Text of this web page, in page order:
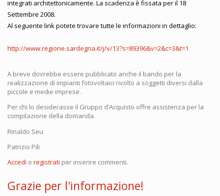
integrati architettonicamente. La scadenza è fissata per il 18
Settembre 2008.
Al seguente link potete trovare tutte le informazioni in dettaglio:
http://www.regione.sardegna.it/j/v/13?s=89396&v=2&c=3&t=1
A breve dovrebbe essere pubblicato anche il bando per la
realizzazione di impianti fotovoltaici rivolto a soggetti diversi dalla
piccole e medie imprese.
Per chi lo desiderasse il Gruppo d’Acquisto offre assistenza per la
compilazione della domanda.
Rinaldo Seu
Patrizio Pili
Accedi o registrati per inserire commenti.
Grazie per l'informazione!